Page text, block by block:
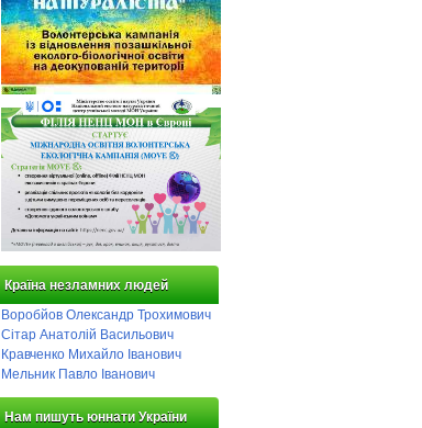
Країна незламних людей
Воробйов Олександр Трохимович
Сітар Анатолій Васильович
Кравченко Михайло Іванович
Мельник Павло Іванович
Нам пишуть юннати України